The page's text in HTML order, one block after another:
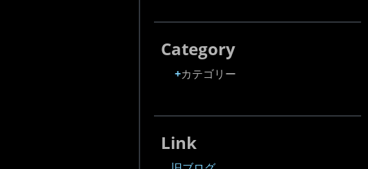
Category
カテゴリー
Link